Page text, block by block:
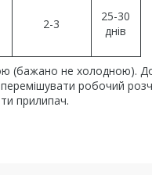
2-3
25-30
днів
не холодною).
робочий
прилипач.